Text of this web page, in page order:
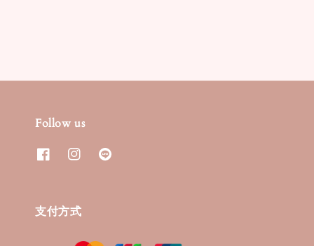
Follow us
支付方式